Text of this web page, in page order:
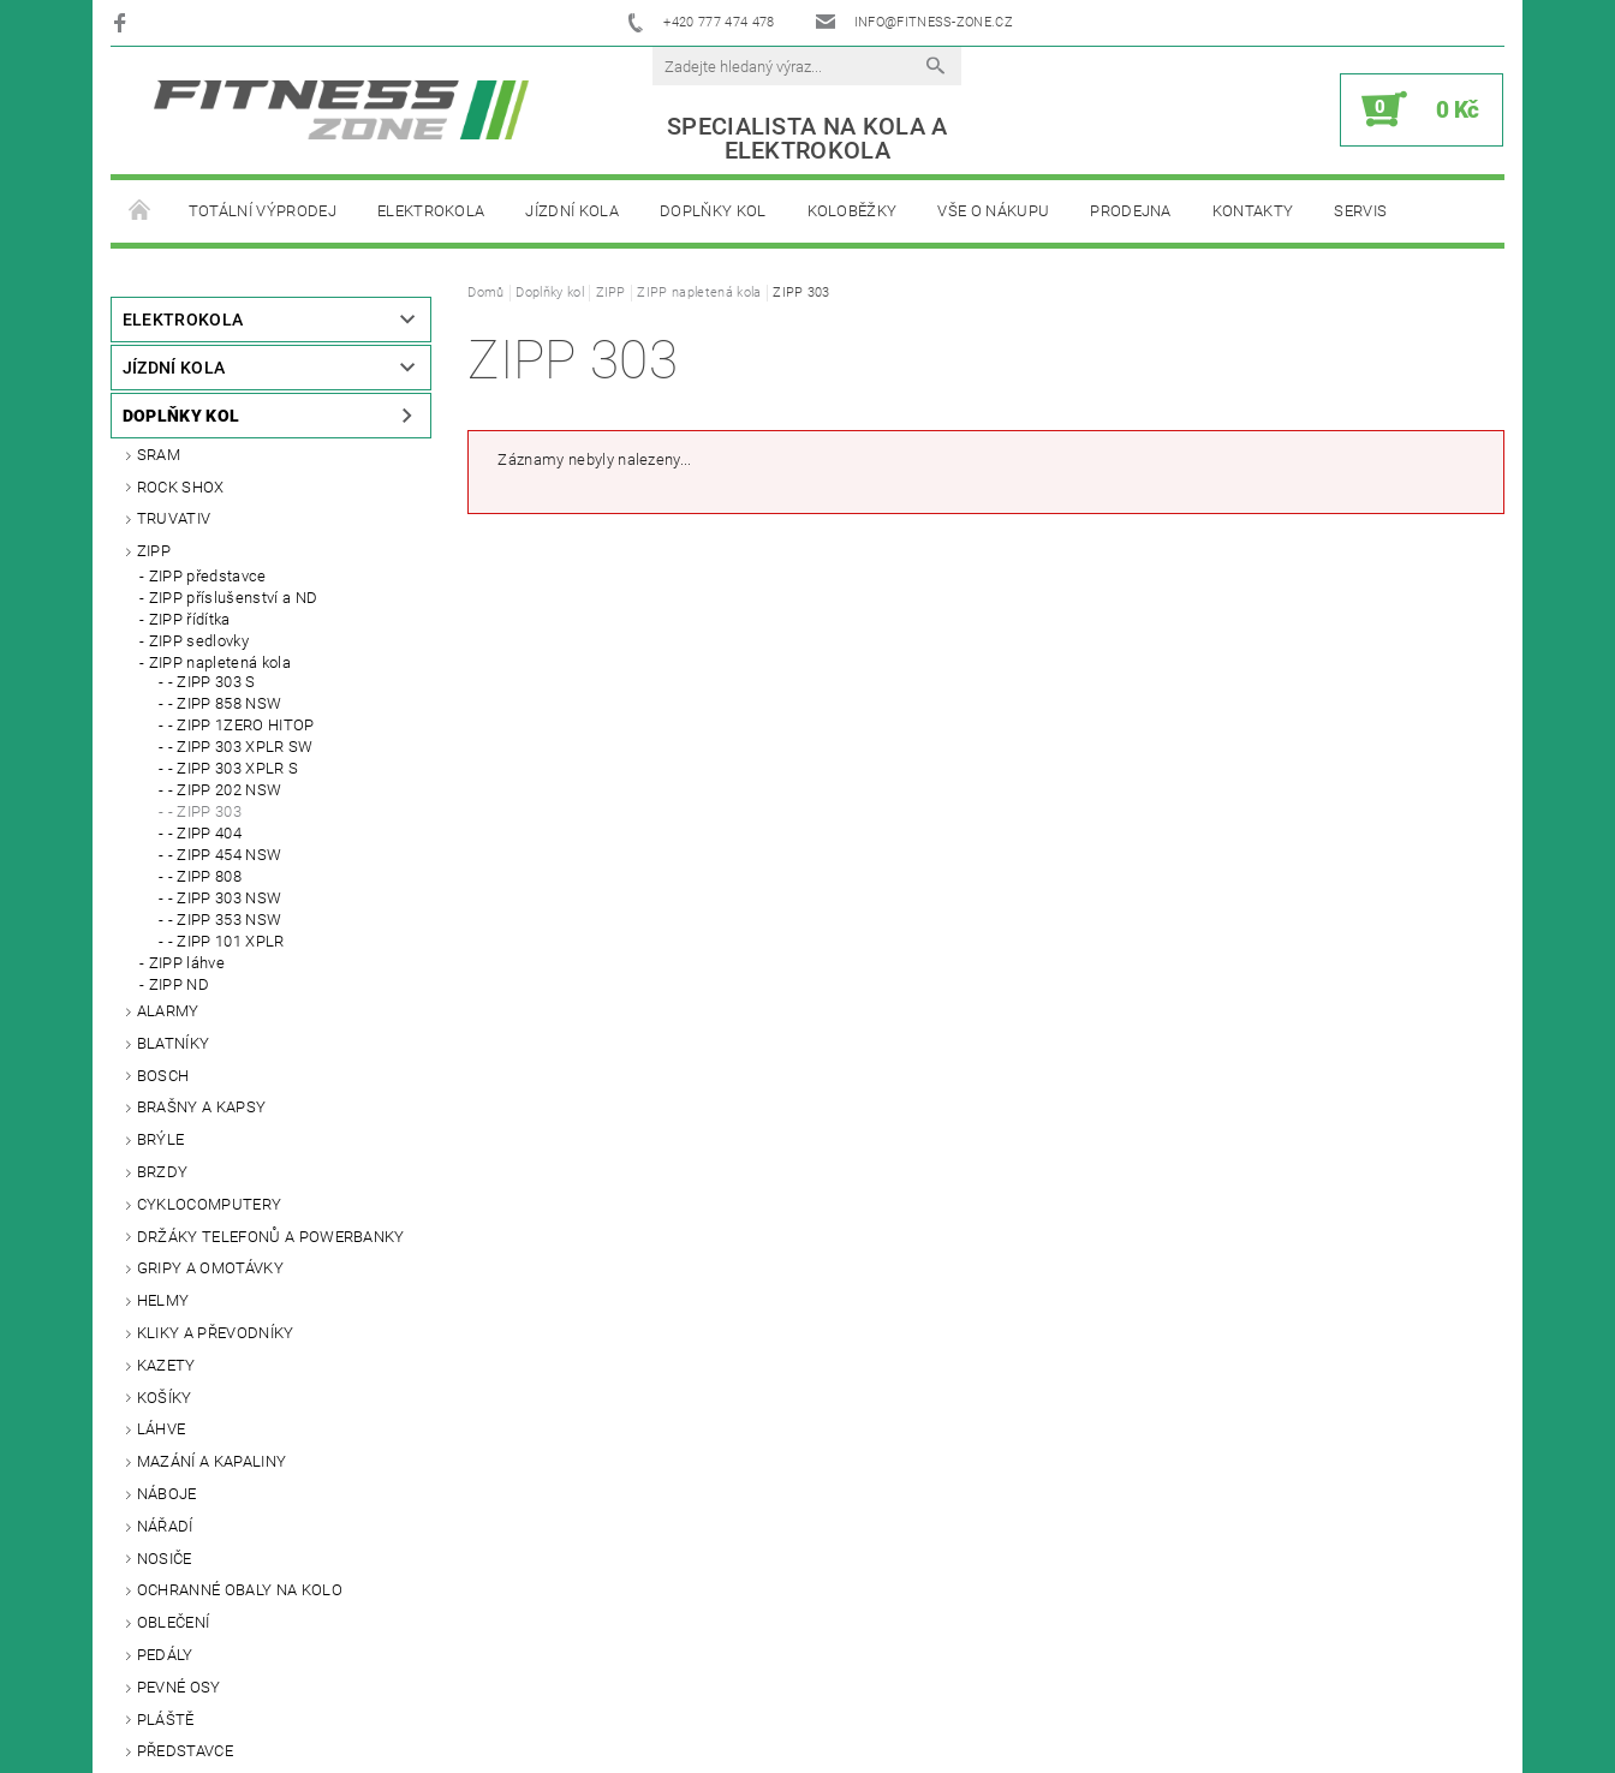
+420 777 474 478 INFO@FITNESS-ZONE.CZ
SPECIALISTA NA KOLA A
ELEKTROKOLA
0 0 Kč
TOTÁLNÍ VÝPRODEJ ELEKTROKOLA JÍZDNÍ KOLA DOPLŇKY KOL KOLOBĚŽKY VŠE O NÁKUPU PRODEJNA KONTAKTY SERVIS
ELEKTROKOLA
JÍZDNÍ KOLA
DOPLŇKY KOL
SRAM
ROCK SHOX
TRUVATIV
ZIPP
ZIPP představce
ZIPP příslušenství a ND
ZIPP řídítka
ZIPP sedlovky
ZIPP napletená kola
- ZIPP 303 S
- ZIPP 858 NSW
- ZIPP 1ZERO HITOP
- ZIPP 303 XPLR SW
- ZIPP 303 XPLR S
- ZIPP 202 NSW
- ZIPP 303
- ZIPP 404
- ZIPP 454 NSW
- ZIPP 808
- ZIPP 303 NSW
- ZIPP 353 NSW
- ZIPP 101 XPLR
ZIPP láhve
ZIPP ND
ALARMY
BLATNÍKY
BOSCH
BRAŠNY A KAPSY
BRÝLE
BRZDY
CYKLOCOMPUTERY
DRŽÁKY TELEFONŮ A POWERBANKY
GRIPY A OMOTÁVKY
HELMY
KLIKY A PŘEVODNÍKY
KAZETY
KOŠÍKY
LÁHVE
MAZÁNÍ A KAPALINY
NÁBOJE
NÁŘADÍ
NOSIČE
OCHRANNÉ OBALY NA KOLO
OBLEČENÍ
PEDÁLY
PEVNÉ OSY
PLÁŠTĚ
PŘEDSTAVCE
Domů Doplňky kol ZIPP ZIPP napletená kola ZIPP 303
ZIPP 303
Záznamy nebyly nalezeny...